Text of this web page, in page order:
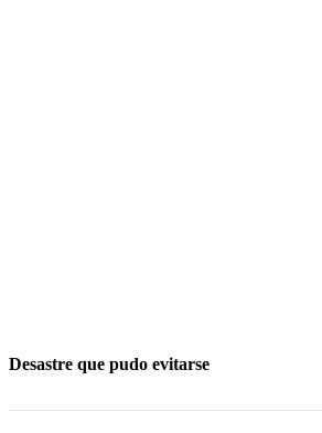
Desastre que pudo evitarse